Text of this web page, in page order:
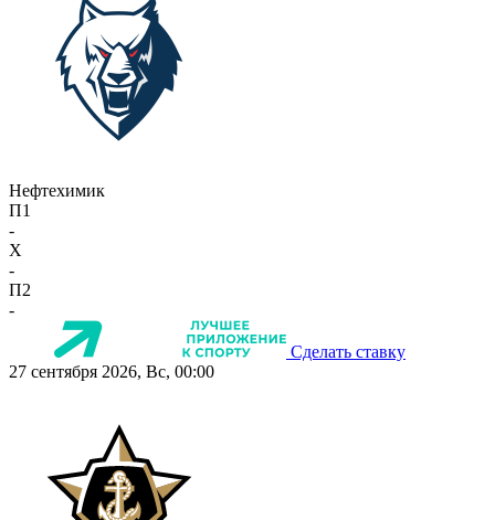
Нефтехимик
П1
-
X
-
П2
-
Сделать ставку
27 сентября 2026, Вс, 00:00